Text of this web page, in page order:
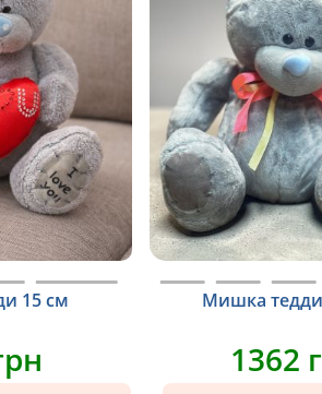
15 см Мишка
1362